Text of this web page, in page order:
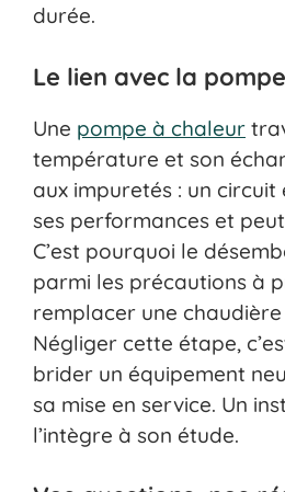
durée.
Le lien avec la
Une pompe à chaleur
température et son
aux impuretés : un
ses performances et
C’est pourquoi le
parmi les précautions à
remplacer une chaudière
Négliger cette étape,
brider un équipement
sa mise en service. Un
l’intègre à son étude.